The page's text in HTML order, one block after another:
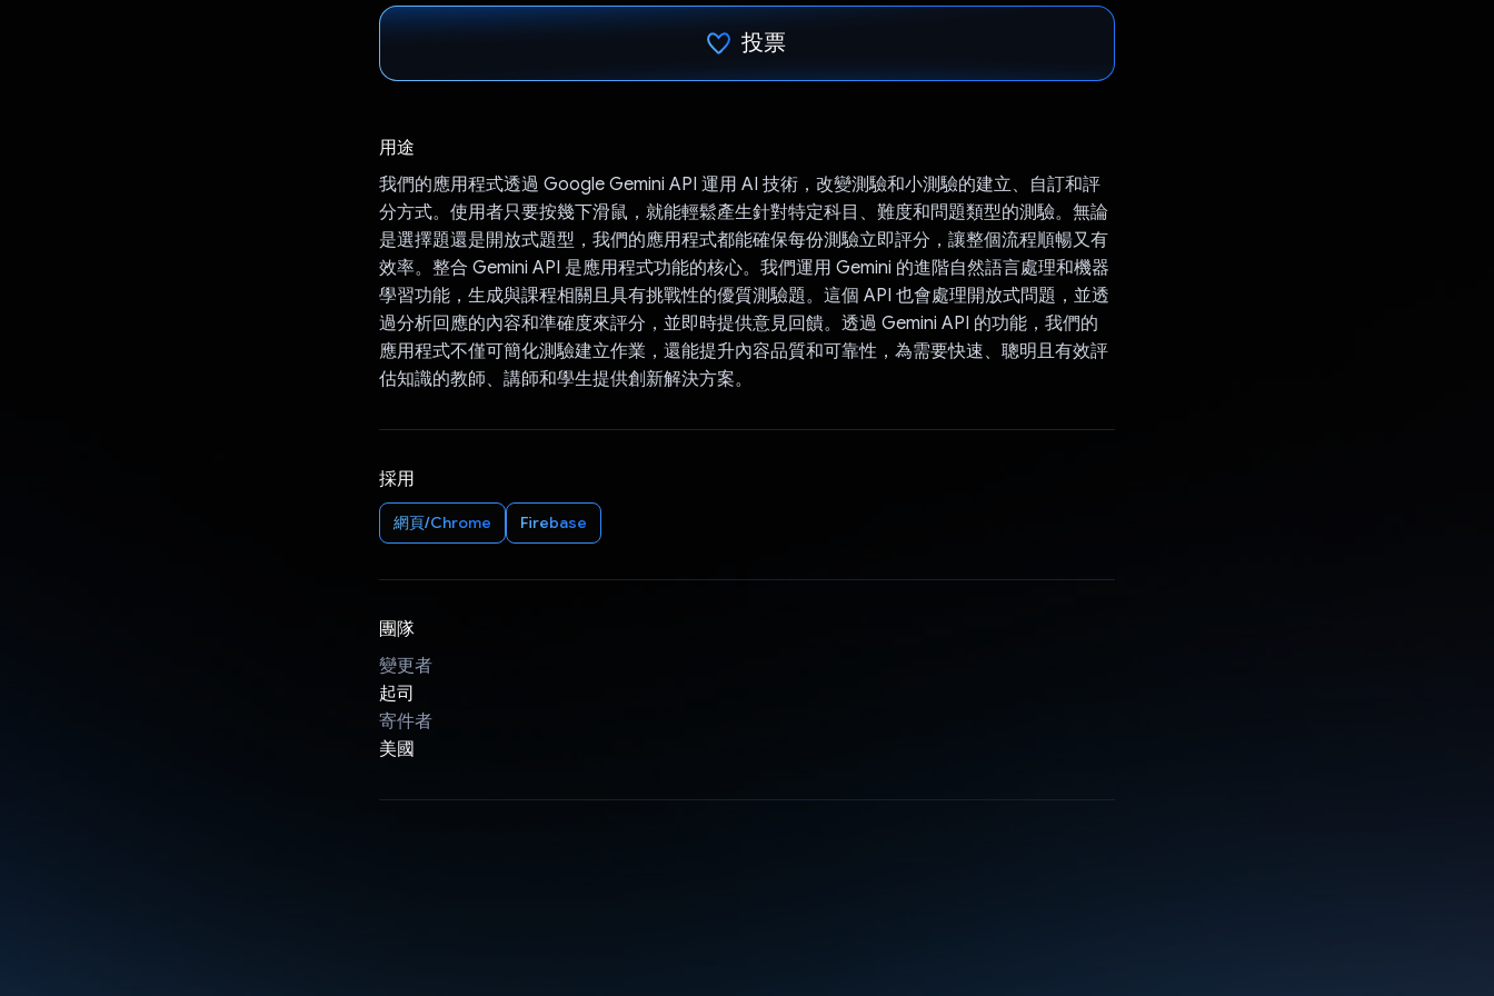
投票
用途
我們的應用程式透過 Google Gemini API 運用 AI 技術，改變測驗和小測驗的建立、自訂和評
分方式。使用者只要按幾下滑鼠，就能輕鬆產生針對特定科目、難度和問題類型的測驗。無論
是選擇題還是開放式題型，我們的應用程式都能確保每份測驗立即評分，讓整個流程順暢又有
效率。整合 Gemini API 是應用程式功能的核心。我們運用 Gemini 的進階自然語言處理和機器
學習功能，生成與課程相關且具有挑戰性的優質測驗題。這個 API 也會處理開放式問題，並透
過分析回應的內容和準確度來評分，並即時提供意見回饋。透過 Gemini API 的功能，我們的
應用程式不僅可簡化測驗建立作業，還能提升內容品質和可靠性，為需要快速、聰明且有效評
估知識的教師、講師和學生提供創新解決方案。
採用
網頁/Chrome Firebase
團隊
變更者
起司
寄件者
美國